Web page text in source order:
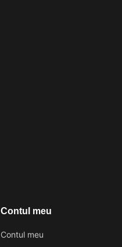
Contul meu
Contul meu